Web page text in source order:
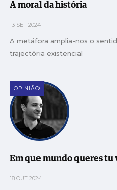
A moral da história
13 SET 2024
A metáfora amplia-nos o
trajectória existencial
OPINIÃO
Em que mundo queres tu
18 OUT 2024